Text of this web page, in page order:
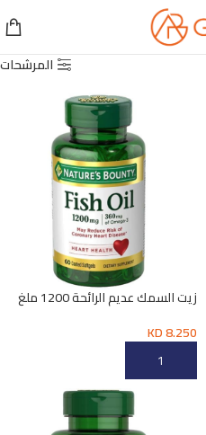
المرشحات
زيت السمك عديم الرائحة 1200 ملغ
KD8.250
إضافة إلى السلة